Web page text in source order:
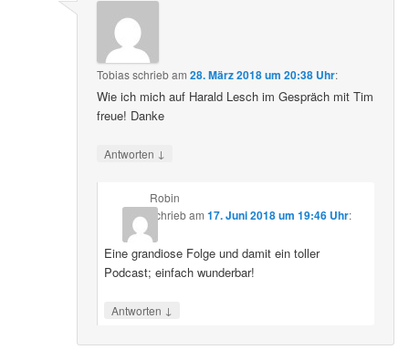
Tobiasschriebam28. März 2018 um 20:38 Uhr:
Wie ich mich auf Harald Lesch im Gespräch mit Tim
freue! Danke
Antworten ↓
Robin
schriebam 17. Juni 2018 um 19:46 Uhr:
Eine grandiose Folge und damit ein toller
Podcast; einfach wunderbar!
Antworten ↓